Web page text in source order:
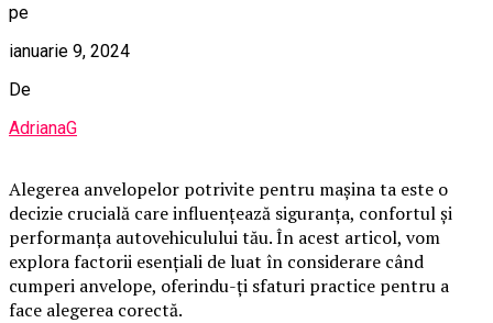
pe
ianuarie 9, 2024
De
AdrianaG
Alegerea anvelopelor potrivite pentru mașina ta este o
decizie crucială care influențează siguranța, confortul și
performanța autovehiculului tău. În acest articol, vom
explora factorii esențiali de luat în considerare când
cumperi anvelope, oferindu-ți sfaturi practice pentru a
face alegerea corectă.